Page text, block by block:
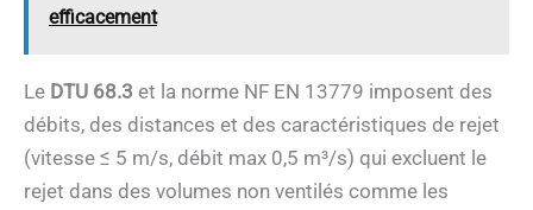
efficacement
Le DTU 68.3 et la norme NF EN 13779 imposent des
débits, des distances et des caractéristiques de rejet
(vitesse ≤ 5 m/s, débit max 0,5 m³/s) qui excluent le
rejet dans des volumes non ventilés comme les